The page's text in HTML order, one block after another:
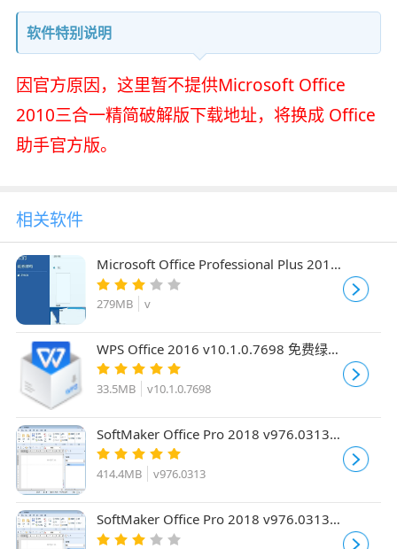
软件特别说明
因官方原因，这里暂不提供Microsoft Office
2010三合一精简破解版下载地址，将换成 Office
助手官方版。
相关软件
Microsoft Office Professional Plus 2016
特别版(免激活密匙)
279MB v
WPS Office 2016 v10.1.0.7698 免费绿色
精简版
33.5MB v10.1.0.7698
SoftMaker Office Pro 2018 v976.0313
64位 多语中文特别版(附破解文件)
414.4MB v976.0313
SoftMaker Office Pro 2018 v976.0313
32位 多语中文特别版(附破解文件)